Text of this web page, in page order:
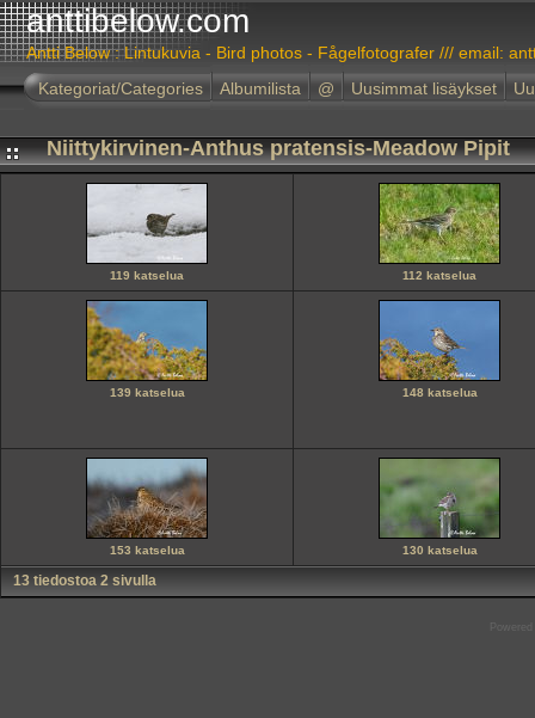
anttibelow.com
Antti Below : Lintukuvia - Bird photos - Fågelfotografer /// email:
Kategoriat/Categories
Albumilista @ Uusimmat lisäykset
Niittykirvinen-Anthus pratensis-Meadow Pipit
119 katselua 112 katselua
139 katselua 148 katselua
153 katselua 130 katselua
13 tiedostoa 2 sivulla